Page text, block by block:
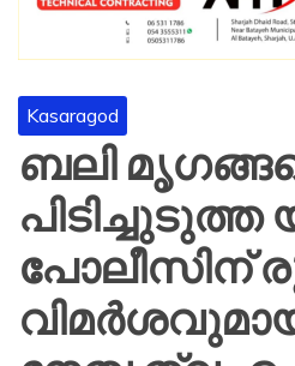
Kasaragod
ബലി
പിടിച്ചുടുത്ത
പോലീസിന്